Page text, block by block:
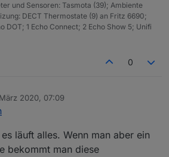
und Sensoren: Tasmota (39); Ambiente
DECT Thermostate (9) an Fritz 6690;
DOT; 1 Echo Connect; 2 Echo Show 5; Unifi
0
2020, 07:09
läuft alles. Wenn man aber ein
bekommt man diese